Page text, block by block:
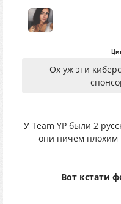
Ох уж эти
У Team YP были 2
они ничем плохим
Вот кстати